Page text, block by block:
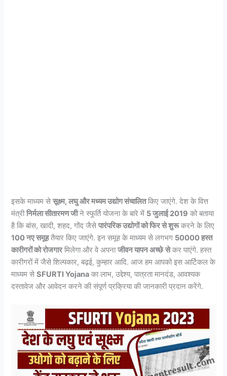
इसके माध्यम सेसूक्ष्म, लघु और मध्यम उद्योग संचालितकिए जाएंगे. देश के वित्त
मंत्रीनिर्मला सीतारमण जीने स्फूर्ति योजना के बारे में 5 जुलाई 2019 को बताया
है कि बांस, खादी, शहद, गोंद जैसेपारंपरिक उद्योगों को फिर से शुरूकरने के लिए
100 नए समूहतैयार किए जाएंगे. इन समूह के माध्यम से लगभग 50000 हस्त
कारीगरों को रोजगारमिलेगा और वे अपनाजीवन यापन अच्छे सेकर पाएंगे. हस्त
कारीगरों में जैसे शिल्पकार, बढ़ई, कुम्हार आदि. आज हम आपको इस आर्टिकल के
माध्यम सेSFURTI Yojana का लाभ, उद्देश्य, पात्रता मानदंड, आवश्यक
दस्तावेज और आवेदन करने की संपूर्ण प्रक्रिया की जानकारी प्रदान करेंगे.